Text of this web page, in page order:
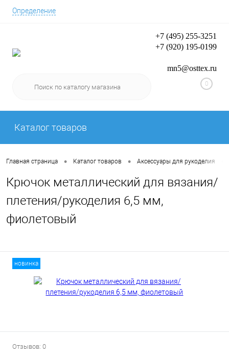
Определение
+7 (495) 255-3251
+7 (920) 195-0199
mn5@osttex.ru
0
Каталог товаров
Главная страница • Каталог товаров • Аксессуары для рукоделия
Крючок металлический для вязания/
плетения/рукоделия 6,5 мм,
фиолетовый
новинка
Отзывов: 0